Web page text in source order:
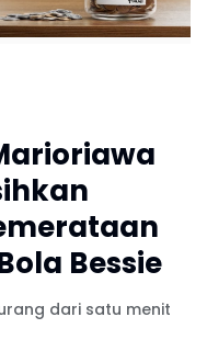
Bessie
dari satu menit